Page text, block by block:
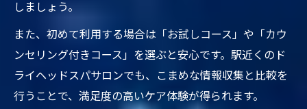
しましょう。
また、初めて利用する場合は「お試しコース」や「カウ
ンセリング付きコース」を選ぶと安心です。駅近くのド
ライヘッドスパサロンでも、こまめな情報収集と比較を
行うことで、満足度の高いケア体験が得られます。